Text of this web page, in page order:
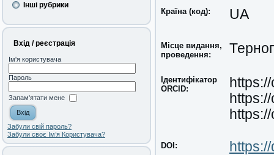
Інші рубрики
Вхід / реєстрація
Ім'я користувача
Пароль
Запам'ятати мене
Забули свій пароль?
Забули своє Ім’я Користувача?
Країна (код): UA
Місце видання,
проведення:
Ідентифікатор
ORCID:
DOI: